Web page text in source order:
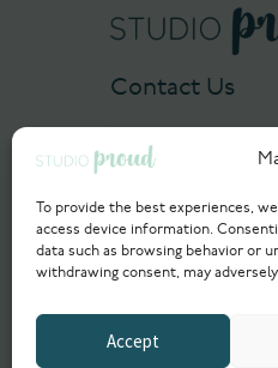
To provide the best experiences,
access device information.
data such as browsing behavior or
withdrawing consent, may
Accept
Contact Us
+31 655552993